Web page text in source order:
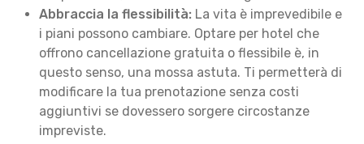
Abbraccia la flessibilità: La vita è imprevedibile e
i piani possono cambiare. Optare per hotel che
offrono cancellazione gratuita o flessibile è, in
questo senso, una mossa astuta. Ti permetterà di
modificare la tua prenotazione senza costi
aggiuntivi se dovessero sorgere circostanze
impreviste.